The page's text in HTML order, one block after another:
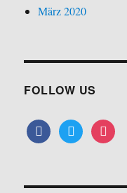
März 2020
FOLLOW US
facebooktwitter instagram